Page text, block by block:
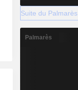
Suite du Palmarès
Palmarès